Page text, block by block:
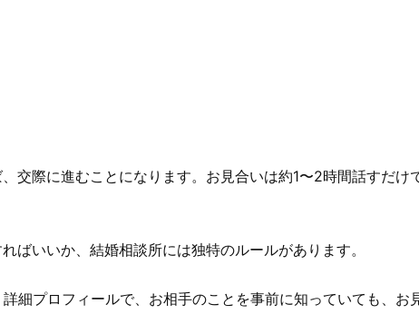
交際に進むことになります。お見合いは約1〜2時間話すだけ
ばいいか、結婚相談所には独特のルールがあります。
細プロフィールで、お相手のことを事前に知っていても、お